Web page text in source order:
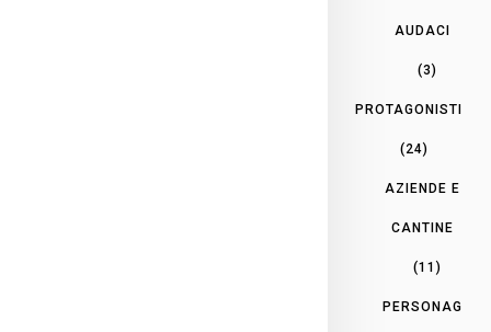
AUDACI
(3)
PROTAGONISTI
(24)
AZIENDE E
CANTINE
(11)
PERSONAG